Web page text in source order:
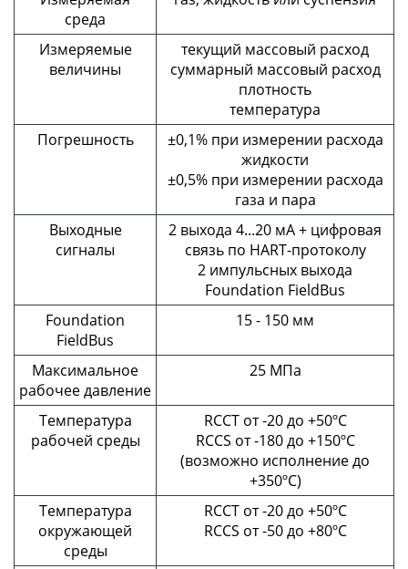
среда
Измеряемые
величины
текущий массовый расход
суммарный массовый расход
плотность
температура
Погрешность
±0,1% при измерении расхода
жидкости
±0,5% при измерении расхода
газа и пара
Выходные
сигналы
2 выхода 4...20 мА + цифровая
связь по HART-протоколу
2 импульсных выхода
Foundation FieldBus
Foundation
FieldBus
15 - 150 мм
Максимальное
рабочее давление
25 МПа
Температура
рабочей среды
RCCT от -20 до +50ºС
RCCS от -180 до +150ºС
(возможно исполнение до
+350ºС)
Температура
окружающей
среды
RCCT от -20 до +50ºС
RCCS от -50 до +80ºС